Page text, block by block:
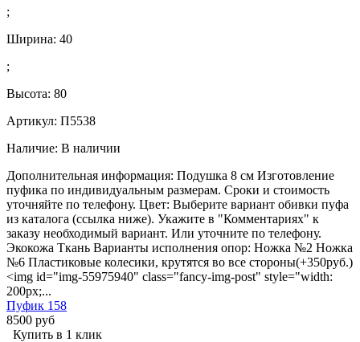
;
Ширина: 40
;
Высота: 80
Артикул: П5538
Наличие: В наличии
Дополнительная информация: Подушка 8 см Изготовление
пуфика по индивидуальным размерам. Сроки и стоимость
уточняйте по телефону. Цвет: Выберите вариант обивки пуфа
из каталога (ссылка ниже). Укажите в "Комментариях" к
заказу необходимый вариант. Или уточните по телефону.
Экокожа Ткань Варианты исполнения опор: Ножка №2 Ножка
№6 Пластиковые колесики, крутятся во все стороны(+350руб.)
<img id="img-55975940" class="fancy-img-post" style="width:
200px;...
Пуфик 158
8500 руб
Купить в 1 клик